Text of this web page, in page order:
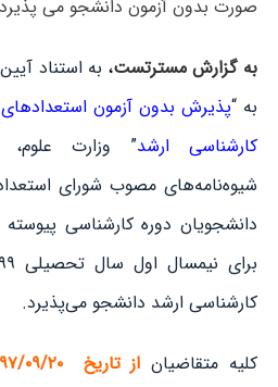
صورت بدون آزمون دانشجو می
به گزارش مسترتست، به استناد
به “پذیرش بدون آزمون
کارشناسی‌ ارشد” وزارت
شیوه‌نامه‌های مصوب شورای
دانشجویان دوره کارشناسی
کارشناسی ارشد دانشجو می‌پذیرد.
کلیه متقاضیان از تاریخ ۹۷/۰۹/۲۰ تا ۹۷/۱۰/۱۰